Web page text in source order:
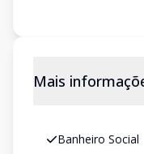
Mais
Banheiro Social